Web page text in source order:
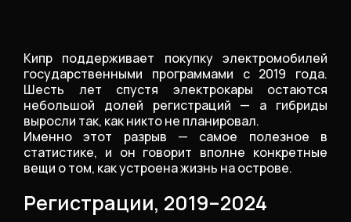
Кипр поддерживает покупку электромобилей
государственными программами с 2019 года.
Шесть лет спустя электрокары остаются
небольшой долей регистраций — а гибриды
выросли так, как никто не планировал.
Именно этот разрыв — самое полезное в
статистике, и он говорит вполне конкретные
вещи о том, как устроена жизнь на острове.
Регистрации, 2019–2024